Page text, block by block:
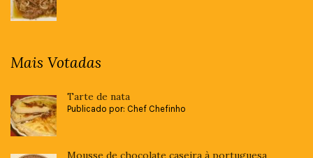
Mais Votadas
Tarte de nata
Publicado por: Chef Chefinho